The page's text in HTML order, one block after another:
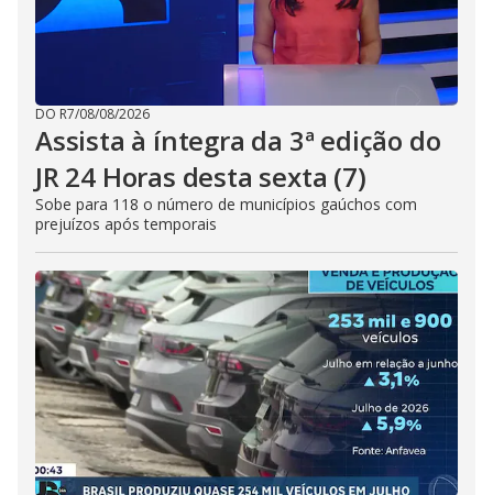
DO R7/08/08/2026
Assista à íntegra da 3ª edição do
JR 24 Horas desta sexta (7)
Sobe para 118 o número de municípios gaúchos com
prejuízos após temporais